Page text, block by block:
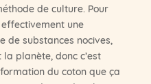
de culture. Pour
effectivement une
de substances nocives,
planète, donc c’est
du coton que ça